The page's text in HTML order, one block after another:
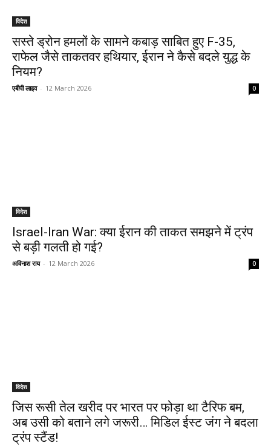
विदेश
सस्ते ड्रोन हमलों के सामने कबाड़ साबित हुए F-35,
राफेल जैसे ताकतवर हथियार, ईरान ने कैसे बदले युद्ध के
नियम?
एबीपी लाइव - 12 March 2026 0
विदेश
Israel-Iran War: क्या ईरान की ताकत समझने में ट्रंप
से बड़ी गलती हो गई?
अविनाश राय - 12 March 2026 0
विदेश
जिस रूसी तेल खरीद पर भारत पर फोड़ा था टैरिफ बम,
अब उसी को बताने लगे जरूरी… मिडिल ईस्ट जंग ने बदला
ट्रंप स्टैंड!